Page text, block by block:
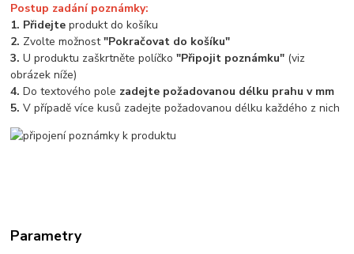
Postup zadání poznámky:
1. Přidejte produkt do košíku
2. Zvolte možnost"Pokračovat do košíku"
3.U produktu zaškrtněte políčko"Připojit poznámku" (viz
obrázek níže)
4.Do textového pole zadejte požadovanou délku prahu v mm
5.V případě více kusů zadejte požadovanou délku každého z nich
Parametry